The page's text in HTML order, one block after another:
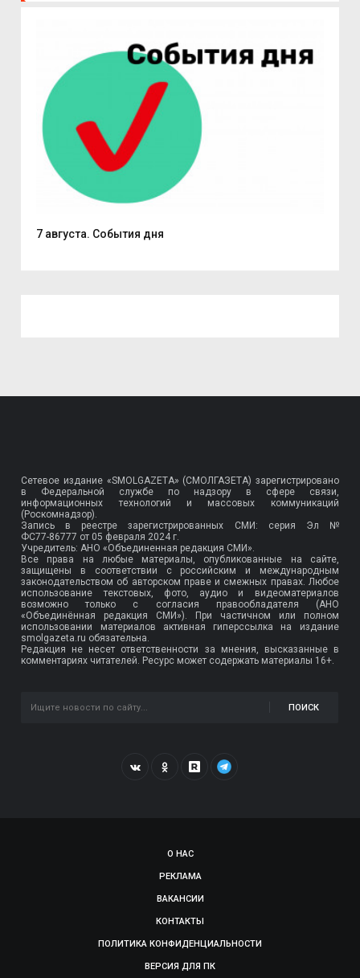
7 августа. События дня
Сетевое издание «SMOLGAZETA» (СМОЛГАЗЕТА) зарегистрировано
в Федеральной службе по надзору в сфере связи,
информационных технологий и массовых коммуникаций
(Роскомнадзор).
Запись в реестре зарегистрированных СМИ: серия Эл №
ФС77-86777 от 05 февраля 2024 г.
Учредитель: АНО «Объединенная редакция СМИ».
Все права на любые материалы, опубликованные на сайте,
защищены в соответствии с российским и международным
законодательством об авторском праве и смежных правах. Любое
использование текстовых, фото, аудио и видеоматериалов
возможно только с согласия правообладателя (АНО
«Объединённая редакция СМИ»). При частичном или полном
использовании материалов активная гиперссылка на издание
smolgazeta.ru обязательна.
Редакция не несет ответственности за мнения, высказанные в
комментариях читателей. Ресурс может содержать материалы 16+.
ПОИСК
О НАС
РЕКЛАМА
ВАКАНСИИ
КОНТАКТЫ
ПОЛИТИКА КОНФИДЕНЦИАЛЬНОСТИ
ВЕРСИЯ ДЛЯ ПК